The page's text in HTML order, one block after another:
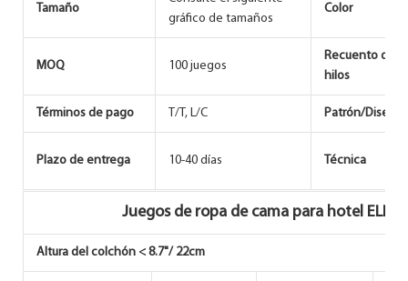
Tamaño
gráfico de tamaños
Color
MOQ 100 juegos
Recuento de
hilos
Términos de pago T/T, L/C Patrón/Diseño
Plazo de entrega 10-40 días Técnica
Juegos de ropa de cama para hotel
Altura del colchón < 8.7"/ 22cm